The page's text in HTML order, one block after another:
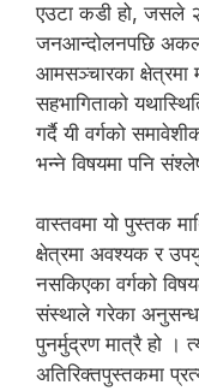
एउटा कडी हो, जसले
जनआन्दोलनपछि
आमसञ्चारका
सहभागिताको
गर्दै यी वर्गको
भन्ने विषयमा पनि
वास्तवमा यो पुस्तक
क्षेत्रमा अवश्यक र
नसकिएका वर्गको
संस्थाले गरेका
पुनर्मुद्रण मात्रै हो ।
अतिरिक्तपुस्तकमा